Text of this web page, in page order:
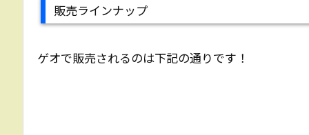
販売ラインナップ
ゲオで販売されるのは下記の通りです！